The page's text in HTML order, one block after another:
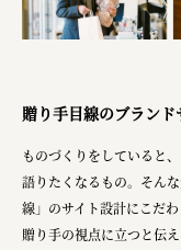
オーナークライ
amirisu株式会社
SPACE COTAN
クワトロ Quattro
株式会社オレン
贈り手目線のブランド
ものづくりをしていると
語りたくなるもの。そん
線」のサイト設計にこだ
贈り手の視点に立つと伝